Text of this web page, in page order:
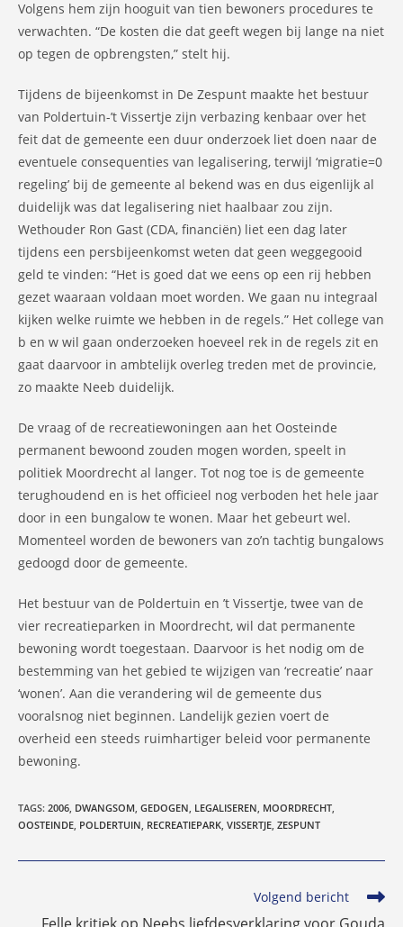
Volgens hem zijn hooguit van tien bewoners procedures te
verwachten. “De kosten die dat geeft wegen bij lange na niet
op tegen de opbrengsten,” stelt hij.
Tijdens de bijeenkomst in De Zespunt maakte het bestuur
van Poldertuin-’t Vissertje zijn verbazing kenbaar over het
feit dat de gemeente een duur onderzoek liet doen naar de
eventuele consequenties van legalisering, terwijl ‘migratie=0
regeling’ bij de gemeente al bekend was en dus eigenlijk al
duidelijk was dat legalisering niet haalbaar zou zijn.
Wethouder Ron Gast (CDA, financiën) liet een dag later
tijdens een persbijeenkomst weten dat geen weggegooid
geld te vinden: “Het is goed dat we eens op een rij hebben
gezet waaraan voldaan moet worden. We gaan nu integraal
kijken welke ruimte we hebben in de regels.” Het college van
b en w wil gaan onderzoeken hoeveel rek in de regels zit en
gaat daarvoor in ambtelijk overleg treden met de provincie,
zo maakte Neeb duidelijk.
De vraag of de recreatiewoningen aan het Oosteinde
permanent bewoond zouden mogen worden, speelt in
politiek Moordrecht al langer. Tot nog toe is de gemeente
terughoudend en is het officieel nog verboden het hele jaar
door in een bungalow te wonen. Maar het gebeurt wel.
Momenteel worden de bewoners van zo’n tachtig bungalows
gedoogd door de gemeente.
Het bestuur van de Poldertuin en ’t Vissertje, twee van de
vier recreatieparken in Moordrecht, wil dat permanente
bewoning wordt toegestaan. Daarvoor is het nodig om de
bestemming van het gebied te wijzigen van ‘recreatie’ naar
‘wonen’. Aan die verandering wil de gemeente dus
vooralsnog niet beginnen. Landelijk gezien voert de
overheid een steeds ruimhartiger beleid voor permanente
bewoning.
TAGS: 2006, DWANGSOM, GEDOGEN, LEGALISEREN, MOORDRECHT,
OOSTEINDE, POLDERTUIN, RECREATIEPARK, VISSERTJE, ZESPUNT
Volgend bericht